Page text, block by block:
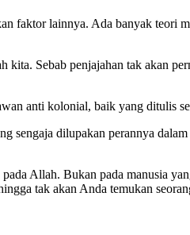
faktor lainnya. Ada banyak teori
kita. Sebab penjajahan tak akan
anti kolonial, baik yang ditulis
sengaja dilupakan perannya
Allah. Bukan pada manusia
tak akan Anda temukan